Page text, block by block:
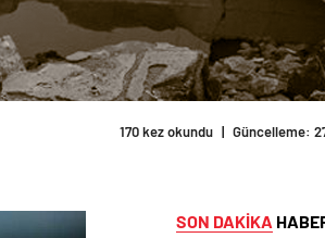
170 kez okundu | Güncelleme:
SON DAKİKA